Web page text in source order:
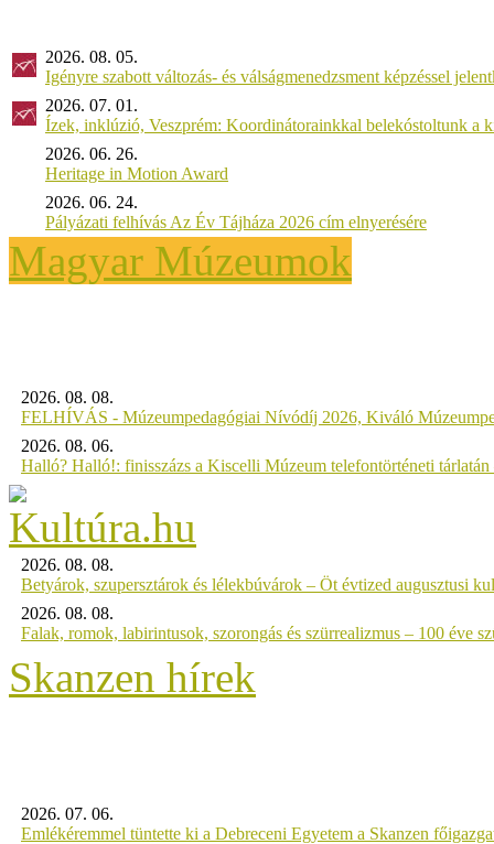
2026. 08. 05.
Igényre szabott változás- és válságmenedzsment képzéssel
2026. 07. 01.
Ízek, inklúzió, Veszprém: Koordinátorainkkal belekóstoltunk a
2026. 06. 26.
Heritage in Motion Award
2026. 06. 24.
Pályázati felhívás Az Év Tájháza 2026 cím elnyerésére
Magyar Múzeumok
2026. 08. 08.
FELHÍVÁS - Múzeumpedagógiai Nívódíj 2026, Kiváló
2026. 08. 06.
Halló? Halló!: finisszázs a Kiscelli Múzeum telefontörténeti tárlatán
2026. 08. 08.
Betyárok, szupersztárok és lélekbúvárok – Öt évtized augusztusi
2026. 08. 08.
Falak, romok, labirintusok, szorongás és szürrealizmus – 100 éve
Skanzen hírek
2026. 07. 06.
Emlékéremmel tüntette ki a Debreceni Egyetem a Skanzen